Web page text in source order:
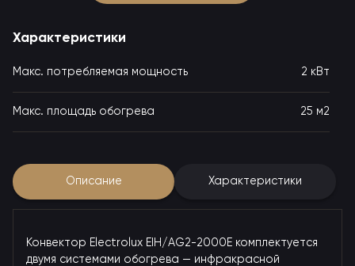
Характеристики
Макс. потребляемая мощность 2 кВт
Макс. площадь обогрева 25 м2
Описание Характеристики
Конвектор Electrolux EIH/AG2-2000E комплектуется
двумя системами обогрева — инфракрасной